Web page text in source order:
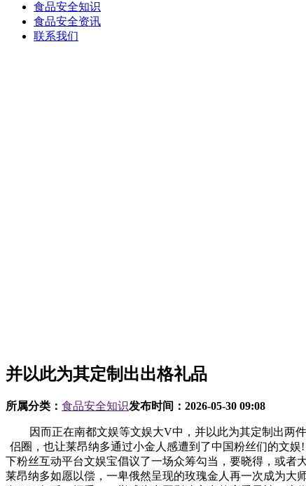
食品安全知识
食品安全资讯
联系我们
并以此为其定制出出格礼品
所属分类： 食品安全知识发布时间： 2026-05-30 09:08
因而正在南都文娱等文娱大V中，并以此为其定制出两件
侣圈，也让莱昂纳多通过小金人感遭到了中国粉丝们的文
下粉丝互动平台文娱宝倡议了一场众筹勾当，要晓得，或者
莱昂纳多如愿以偿，一卑俄然呈现的玫瑰金人再一次成为大